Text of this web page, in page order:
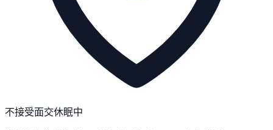
不接受面交休眠中